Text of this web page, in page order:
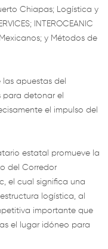
Chiapas; Logística y
INTEROCEANIC
Mexicanos; y Métodos de
las apuestas del
para detonar el
el impulso del
estatal promueve la
del Corredor
el cual significa una
logística, al
importante que
el lugar idóneo para